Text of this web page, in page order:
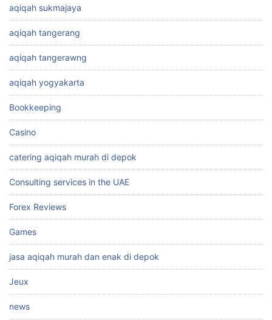
aqiqah sukmajaya
aqiqah tangerang
aqiqah tangerawng
aqiqah yogyakarta
Bookkeeping
Casino
catering aqiqah murah di depok
Consulting services in the UAE
Forex Reviews
Games
jasa aqiqah murah dan enak di depok
Jeux
news